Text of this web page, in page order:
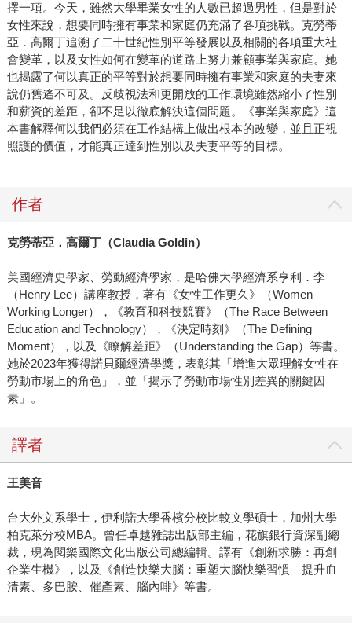
擇一項。今天，雖然大學畢業女性的人數已超過男性，但是對於
女性來說，想要同時擁有事業和家庭仍充滿了各項挑戰。克勞蒂
亞．高爾丁追溯了二十世紀性別平等發展以及相關的各項重大社
會變革，以及女性如何在變革的道路上努力兼顧事業與家庭。她
也揭露了何以真正的平等對於想要同時擁有事業和家庭的夫妻來
說仍舊遙不可及。反歧視法和更開放的工作環境雖然縮小了性別
和薪資的差距，卻不足以徹底解決這個問題。《事業與家庭》這
本書解釋何以我們必須在工作結構上做出根本的改變，並且正視
照護的價值，才能真正達到性別以及夫妻平等的目標。
作者
克勞蒂亞．高爾丁（Claudia Goldin）
美國經濟史學家、勞動經濟學家，是哈佛大學經濟系亨利．李
（Henry Lee）講座教授，著有《女性工作更久》（Women
Working Longer），《教育和科技競賽》（The Race Between
Education and Technology），《決定時刻》（The Defining
Moment），以及《瞭解差距》（Understanding the Gap）等書。
她於2023年獲得諾貝爾經濟學獎，表彰其「增進大眾理解女性在
勞動市場上的角色」，並「揭示了勞動市場性別差異的關鍵因
素」。
譯者
王美音
台大外文系學士，伊利諾大學香檳分校比較文學碩士，加州大學
柏克萊分校MBA。曾任卓越雜誌出版部主編，花旗銀行資深副總
裁，現為閱樂國際文化出版公司總編輯。譯有《創新求勝：再創
企業生機》，以及《創造快樂大腦：重塑大腦快樂習慣—提升血
清素、多巴胺、催產素、腦內啡》等書。